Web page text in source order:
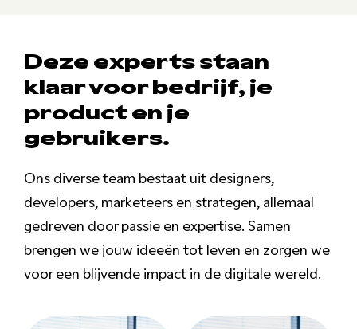
Deze experts staan
klaar voor bedrijf, je
product en je
gebruikers.
Ons diverse team bestaat uit designers,
developers, marketeers en strategen, allemaal
gedreven door passie en expertise. Samen
brengen we jouw ideeën tot leven en zorgen we
voor een blijvende impact in de digitale wereld.